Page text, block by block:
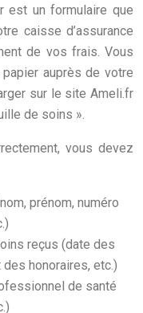
est un formulaire que
caisse d’assurance
de vos frais. Vous
auprès de votre
sur le site Ameli.fr
de soins ».
vous devez
prénom, numéro
reçus (date des
honoraires, etc.)
de santé